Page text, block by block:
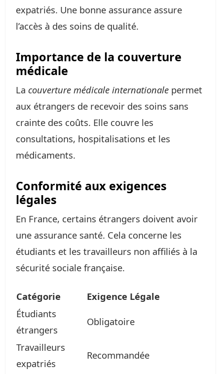
expatriés. Une bonne assurance assure
l’accès à des soins de qualité.
Importance de la couverture
médicale
La couverture médicale internationale permet
aux étrangers de recevoir des soins sans
crainte des coûts. Elle couvre les
consultations, hospitalisations et les
médicaments.
Conformité aux exigences
légales
En France, certains étrangers doivent avoir
une assurance santé. Cela concerne les
étudiants et les travailleurs non affiliés à la
sécurité sociale française.
Catégorie
Exigence Légale
Étudiants
étrangers
Obligatoire
Travailleurs
expatriés
Recommandée